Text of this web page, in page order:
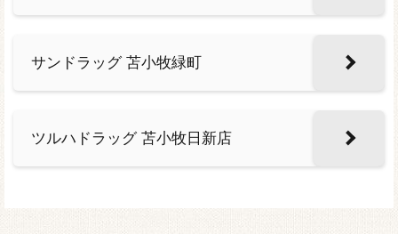
サンドラッグ 苫小牧緑町
ツルハドラッグ 苫小牧日新店